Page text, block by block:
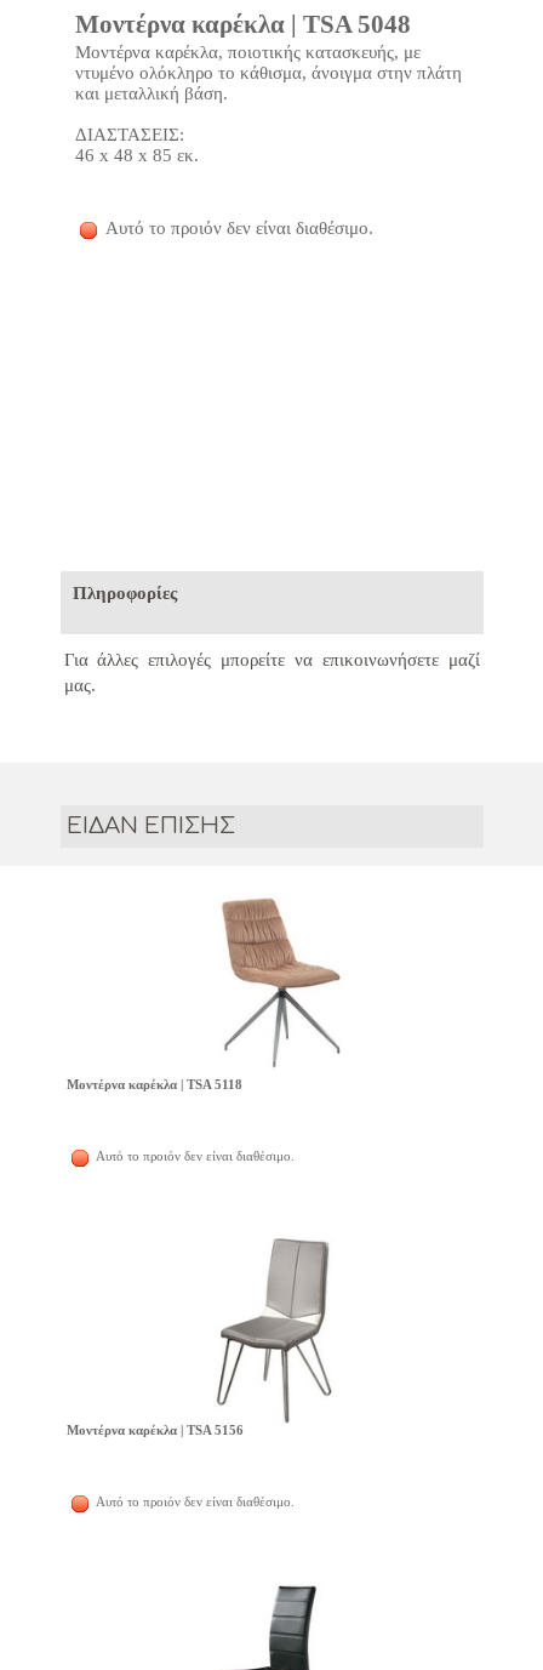
Μοντέρνα καρέκλα | TSA 5048
Μοντέρνα καρέκλα, ποιοτικής κατασκευής, με
ντυμένο ολόκληρο το κάθισμα, άνοιγμα στην πλάτη
και μεταλλική βάση.
ΔΙΑΣΤΑΣΕΙΣ:
46 x 48 x 85 εκ.
Αυτό το προιόν δεν είναι διαθέσιμο.
Πληροφορίες
Για άλλες επιλογές μπορείτε να επικοινωνήσετε μαζί
μας.
ΕΙΔΑΝ ΕΠΙΣΗΣ
Μοντέρνα καρέκλα | TSA 5118
Αυτό το προιόν δεν είναι διαθέσιμο.
Μοντέρνα καρέκλα | TSA 5156
Αυτό το προιόν δεν είναι διαθέσιμο.